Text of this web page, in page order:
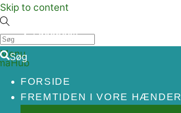
Skip to content
Menu
Facebook
Søg
FORSIDE
FREMTIDEN I VORE HÆNDER